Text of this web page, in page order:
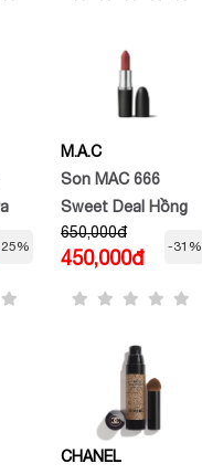
M.A.C
Son MAC 666
Sweet Deal Hồng
Nâu
650,000đ
450,000đ
-31%
CHANEL